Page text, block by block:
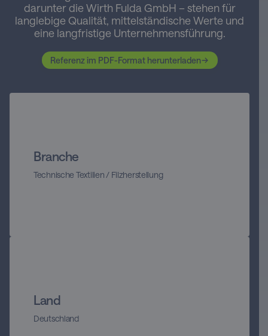
darunter die Wirth Fulda GmbH – stehen für
langlebige Qualität, mittelständische Werte und
eine langfristige Unternehmensführung.
Referenz im PDF-Format herunterladen
Branche
Technische Textilien / Filzherstellung
Land
Deutschland